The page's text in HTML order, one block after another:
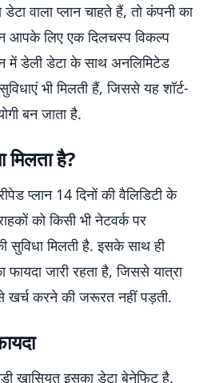
वाला प्लान चाहते हैं, तो कंपनी का
आपके लिए एक दिलचस्प विकल्प
में डेली डेटा के साथ अनलिमिटेड
भी मिलती हैं, जिससे यह शॉर्ट-
बन जाता है.
है?
प्लान 14 दिनों की वैलिडिटी के
को किसी भी नेटवर्क पर
सुविधा मिलती है. इसके साथ ही
फायदा जारी रहता है, जिससे यात्रा
करने की जरूरत नहीं पड़ती.
खासियत इसका डेटा बेनेफिट है.